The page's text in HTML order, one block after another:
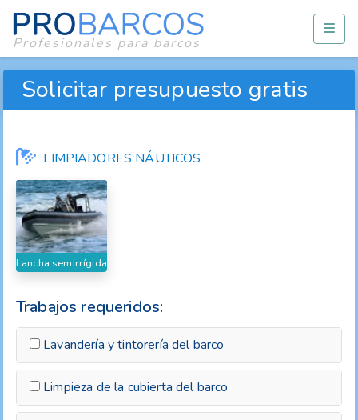
Profesionales para barcos
Solicitar presupuesto gratis
LIMPIADORES NÁUTICOS
Lancha semirrígida
Trabajos requeridos:
Lavandería y tintorería del barco
Limpieza de la cubierta del barco